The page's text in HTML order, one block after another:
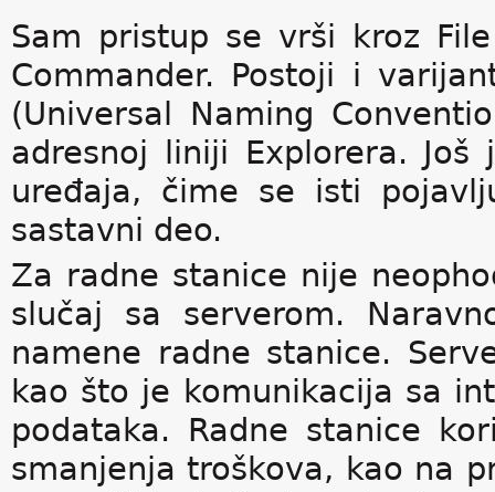
Sam pristup se vrši kroz
Commander. Postoji i
(Universal Naming
adresnoj liniji Explorera.
uređaja, čime se isti
sastavni deo.
Za radne stanice nije
slučaj sa serverom.
namene radne stanice.
kao što je komunikacija sa
podataka. Radne stanice
smanjenja troškova, kao na